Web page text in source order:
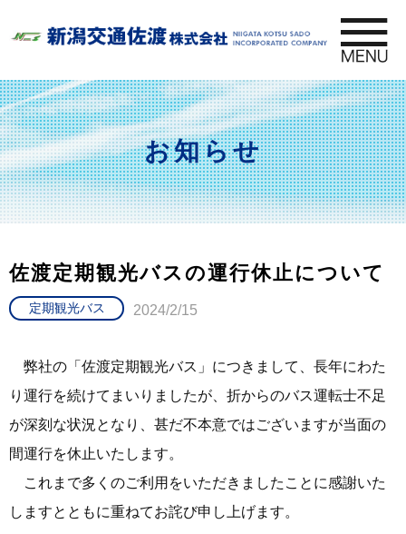
お知らせ
佐渡定期観光バスの運行休止について
定期観光バス 2024/2/15
弊社の「佐渡定期観光バス」につきまして、長年にわた
り運行を続けてまいりましたが、折からのバス運転士不足
が深刻な状況となり、甚だ不本意ではございますが当面の
間運行を休止いたします。
これまで多くのご利用をいただきましたことに感謝いた
しますとともに重ねてお詫び申し上げます。